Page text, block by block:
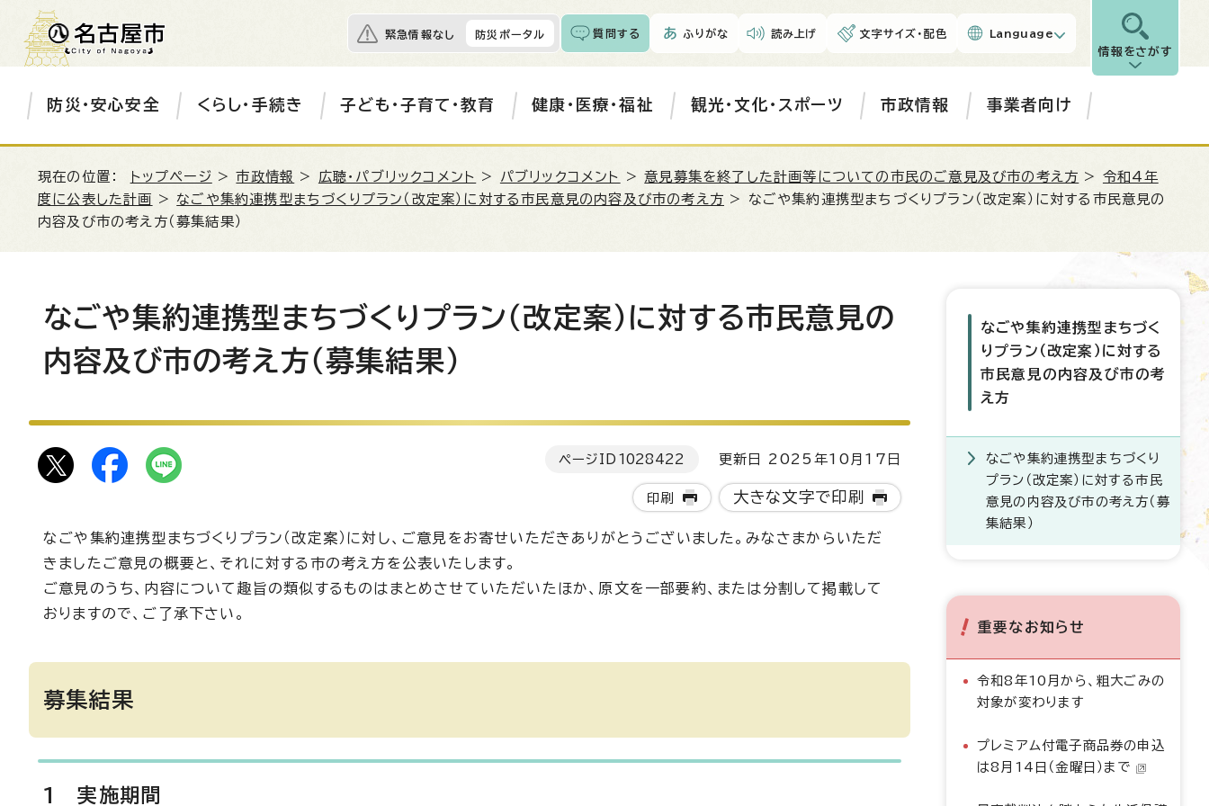
緊急情報なし 防災ポータル 質問する ふりがな 読み上げ 文字サイズ・配色 Language
情報をさがす
防災・安心安全 くらし・手続き 子ども・子育て・教育 健康・医療・福祉 観光・文化・スポーツ 市政情報 事業者向け
現在の位置： トップページ >市政情報 > 広聴・パブリックコメント > パブリックコメント >意見募集を終了した計画等についての市民のご意見及び市の考え方 > 令和4年
度に公表した計画
> なごや集約連携型まちづくりプラン（改定案）に対する市民意見の内容及び市の考え方 > なごや集約連携型まちづくりプラン（改定案）に対する市民意見の
内容及び市の考え方（募集結果）
なごや集約連携型まちづくりプラン（改定案）に対する市民意見の
内容及び市の考え方（募集結果）
ページID 1028422 更新日 2025年10月17日
印刷 大きな文字で印刷
なごや集約連携型まちづくりプラン（改定案）に対し、ご意見をお寄せいただきありがとうございました。みなさまからいただ
きましたご意見の概要と、それに対する市の考え方を公表いたします。
ご意見のうち、内容について趣旨の類似するものはまとめさせていただいたほか、原文を一部要約、または分割して掲載して
おりますので、ご了承下さい。
募集結果
1 実施期間
なごや集約連携型まちづく
りプラン（改定案）に対する
市民意見の内容及び市の考
え方
なごや集約連携型まちづくり
プラン（改定案）に対する市民
意見の内容及び市の考え方（募
集結果）
重要なお知らせ
令和8年10月から、粗大ごみの
対象が変わります
プレミアム付電子商品券の申込
は8月14日（金曜日）まで